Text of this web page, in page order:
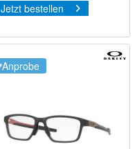
Jetzt bestellen
Anprobe